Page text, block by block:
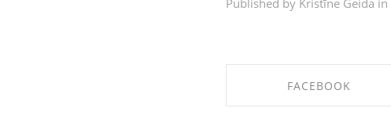
Published by Kristīne Geida in
FACEBOOK